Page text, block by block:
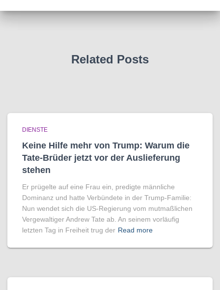
Related Posts
DIENSTE
Keine Hilfe mehr von Trump: Warum die
Tate-Brüder jetzt vor der Auslieferung
stehen
Er prügelte auf eine Frau ein, predigte männliche
Dominanz und hatte Verbündete in der Trump-Familie:
Nun wendet sich die US-Regierung vom mutmaßlichen
Vergewaltiger Andrew Tate ab. An seinem vorläufig
letzten Tag in Freiheit trug der Read more